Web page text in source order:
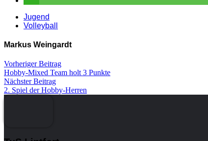
Jugend
Volleyball
Markus Weingardt
Vorheriger Beitrag
Hobby-Mixed Team holt 3 Punkte
Nächster Beitrag
2. Spiel der Hobby-Herren